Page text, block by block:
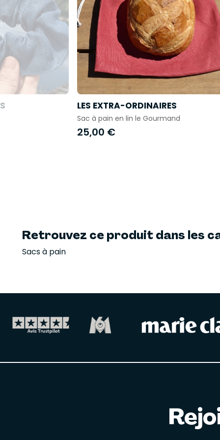
LES EXTRA-ORDINAIRES
Sac à pain en lin le Gourmand
25,00 €
Retrouvez ce produit dans les
Sacs à pain